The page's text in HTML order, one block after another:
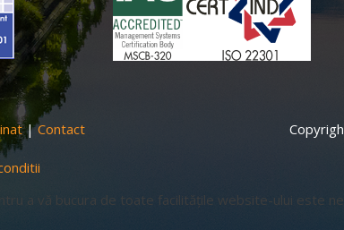
|Contact
a vă bucura de toate facilitățile website-ului este